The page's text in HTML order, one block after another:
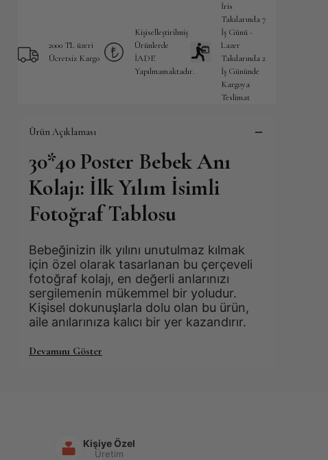
2000 TL üzeri
Ücretsiz Kargo
Kişiselleştirilmiş
Ürünlerde
İADE
Yapılmamaktadır.
İris
Takılarında 7
İş Günü -
Lazer
Takılarında 2
İş Gününde
Kargoya
Teslimat
Ürün Açıklaması
30*40 Poster Bebek Anı
Kolajı: İlk Yılım İsimli
Fotoğraf Tablosu
Bebeğinizin ilk yılını unutulmaz kılmak
için özel olarak tasarlanan bu çerçeveli
fotoğraf kolajı, en değerli anlarınızı
sergilemenin mükemmel bir yoludur.
Kişisel dokunuşlarla dolu olan bu ürün,
aile anılarınıza kalıcı bir yer kazandırır.
Devamını Göster
Kişiye Özel
Üretim